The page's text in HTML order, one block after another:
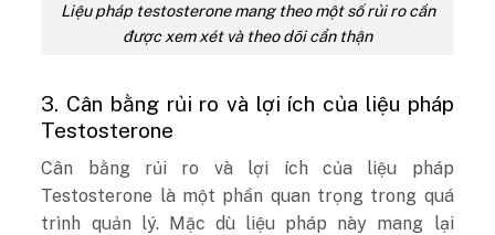
Liệu pháp testosterone mang theo một số rủi ro cần
được xem xét và theo dõi cẩn thận
3. Cân bằng rủi ro và lợi ích của liệu pháp
Testosterone
Cân bằng rủi ro và lợi ích của liệu pháp
Testosterone là một phần quan trọng trong quá
trình quản lý. Mặc dù liệu pháp này mang lại